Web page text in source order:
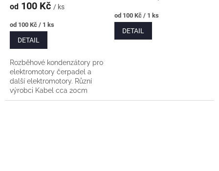
od 100 Kč / ks
Měrná
cena:
od 100 Kč / 1 ks
DETAIL
Rozběhové kondenzátory pro
elektromotory čerpadel a
další elektromotory. Různí
výrobci Kabel cca 20cm
Vyberte kapacitu ↑
Měrná
cena:
od 100 Kč / 1 ks
DETAIL